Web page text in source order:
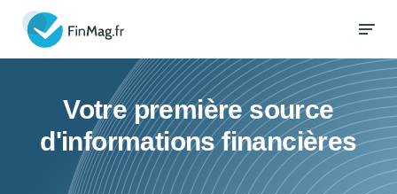
Votre première source
d'informations financières